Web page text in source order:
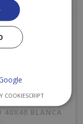
40X40 BLANCA
COOKIESCRIPT